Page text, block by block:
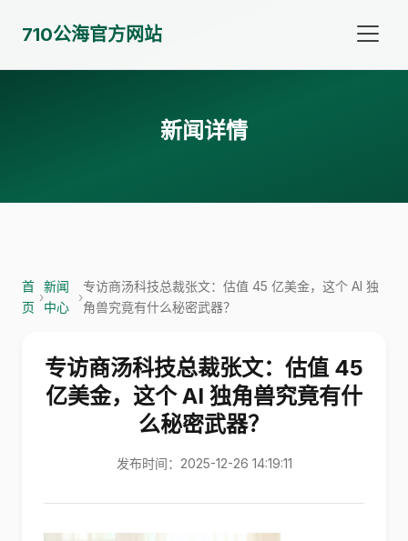
710公海官方网站
新闻详情
首
页
›
新闻
中心
›
专访商汤科技总裁张文：估值 45 亿美金，这个 AI 独
角兽究竟有什么秘密武器？
专访商汤科技总裁张文：估值 45
亿美金，这个 AI 独角兽究竟有什
么秘密武器？
发布时间：2025-12-26 14:19:11